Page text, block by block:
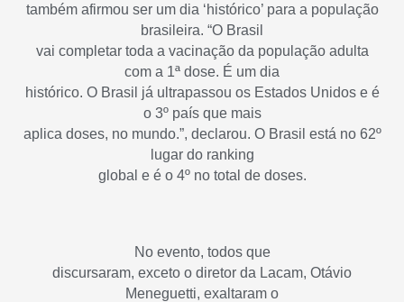
também afirmou ser um dia ‘histórico’ para a população
brasileira. “O Brasil
vai completar toda a vacinação da população adulta
com a 1ª dose. É um dia
histórico. O Brasil já ultrapassou os Estados Unidos e é
o 3º país que mais
aplica doses, no mundo.”, declarou. O Brasil está no 62º
lugar do ranking
global e é o 4º no total de doses.
No evento, todos que
discursaram, exceto o diretor da Lacam, Otávio
Meneguetti, exaltaram o